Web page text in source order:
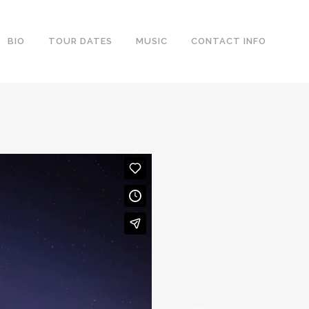
BIO TOUR DATES MUSIC CONTACT INFO